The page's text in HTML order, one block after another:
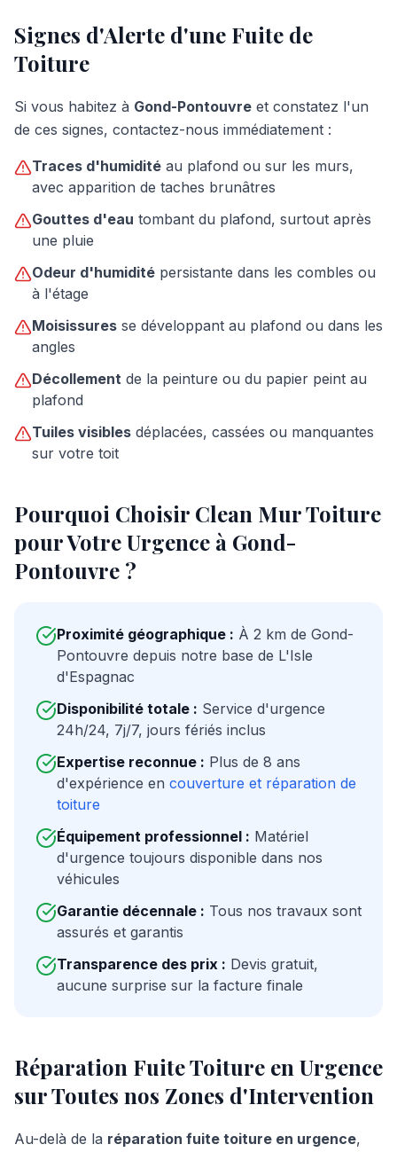
Signes d'Alerte d'une Fuite de
Toiture
Si vous habitez à Gond-Pontouvre et constatez l'un
de ces signes, contactez-nous immédiatement :
Traces d'humidité au plafond ou sur les murs,
avec apparition de taches brunâtres
Gouttes d'eau tombant du plafond, surtout après
une pluie
Odeur d'humidité persistante dans les combles ou
à l'étage
Moisissures se développant au plafond ou dans les
angles
Décollement de la peinture ou du papier peint au
plafond
Tuiles visibles déplacées, cassées ou manquantes
sur votre toit
Pourquoi Choisir Clean Mur Toiture
pour Votre Urgence à Gond-
Pontouvre ?
Proximité géographique : À 2 km de Gond-
Pontouvre depuis notre base de L'Isle
d'Espagnac
Disponibilité totale : Service d'urgence
24h/24, 7j/7, jours fériés inclus
Expertise reconnue : Plus de 8 ans
d'expérience en couverture et réparation de
toiture
Équipement professionnel : Matériel
d'urgence toujours disponible dans nos
véhicules
Garantie décennale : Tous nos travaux sont
assurés et garantis
Transparence des prix : Devis gratuit,
aucune surprise sur la facture finale
Réparation Fuite Toiture en Urgence
sur Toutes nos Zones d'Intervention
Au-delà de la réparation fuite toiture en urgence,